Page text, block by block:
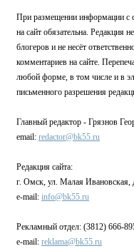
При размещении информации с
на сайт обязательна. Редакция
блогеров и не несёт
комментариев на сайте.
любой форме, в том числе и в
письменного разрешения
Главный редактор - Грязнов
email: redactor@bk55.ru
Редакция сайта:
г. Омск, ул. Малая Ивановская,
e-mail: info@bk55.ru
Рекламный отдел: (3812) 666-
e-mail: reklama@bk55.ru